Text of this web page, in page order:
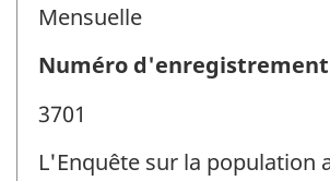
Mensuelle
Numéro
3701
L'Enquête sur la population